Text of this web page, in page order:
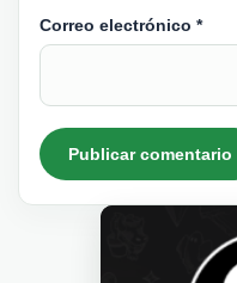
Correo electrónico *